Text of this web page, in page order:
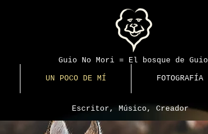
Guio No Mori = El bosque de Guio
UN POCO DE MÍ FOTOGRAFÍA
Escritor, Músico, Creador